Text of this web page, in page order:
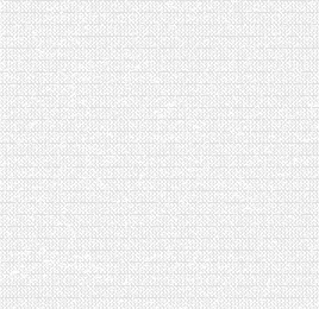
FEAT. AKILA
[VIDÉO] OBJECTIF POIDS
DES AUTRES, CE N’EST QUE
AUTRES
[VIDÉO] UNBOXING : LES MY
BIOTYFULL BOX DES MOIS
MARS 2024 FEAT. AKILA
[VIDÉO] LA SÉLECTION DU
#JANVIER2024
[VIDÉO] HELLOFRESH #34 :
RECETTES RISOTTO